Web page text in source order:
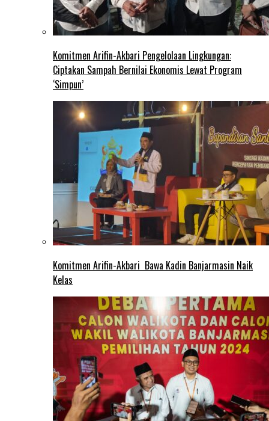
Komitmen Arifin-Akbari Pengelolaan Lingkungan:
Ciptakan Sampah Bernilai Ekonomis Lewat Program
‘Simpun’
Komitmen Arifin-Akbari Bawa Kadin Banjarmasin Naik
Kelas